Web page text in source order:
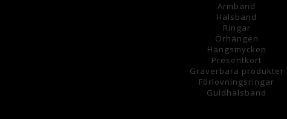
Armband
Halsband
Ringar
Örhängen
Hängsmycken
Presentkort
Graverbara produkter
Förlovningsringar
Guldhalsband